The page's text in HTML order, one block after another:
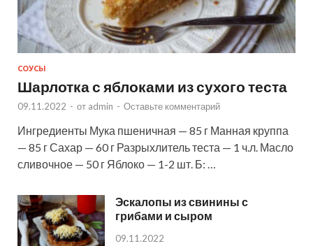
СОУСЫ
Шарлотка с яблоками из сухого теста
09.11.2022 - от admin - Оставьте комментарий
Ингредиенты Мука пшеничная — 85 г Манная круппа
— 85 г Сахар — 60 г Разрыхлитель теста — 1 ч.л. Масло
сливочное — 50 г Яблоко — 1-2 шт. Б: …
Эскалопы из свинины с
грибами и сыром
09.11.2022